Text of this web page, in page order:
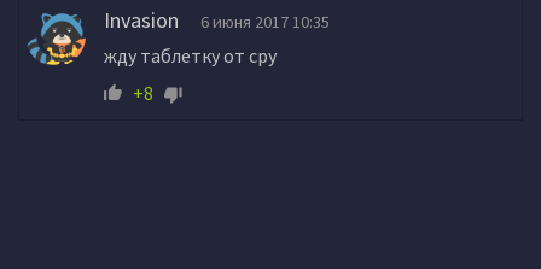
Invasion 6 июня 2017 10:35
жду таблетку от сру
+8